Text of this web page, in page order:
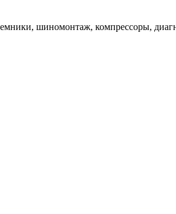
шиномонтаж, компрессоры,